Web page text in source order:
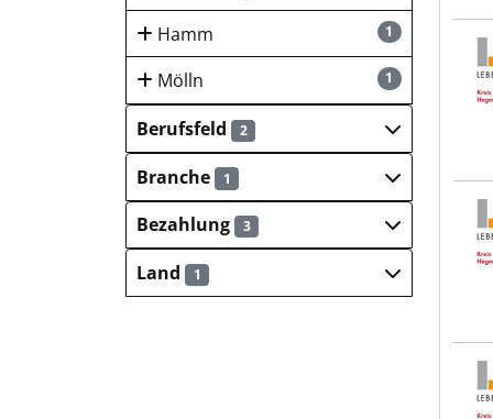
1
Hamm
1
Mölln
Berufsfeld
2
Branche 1
Bezahlung 3
Land 1